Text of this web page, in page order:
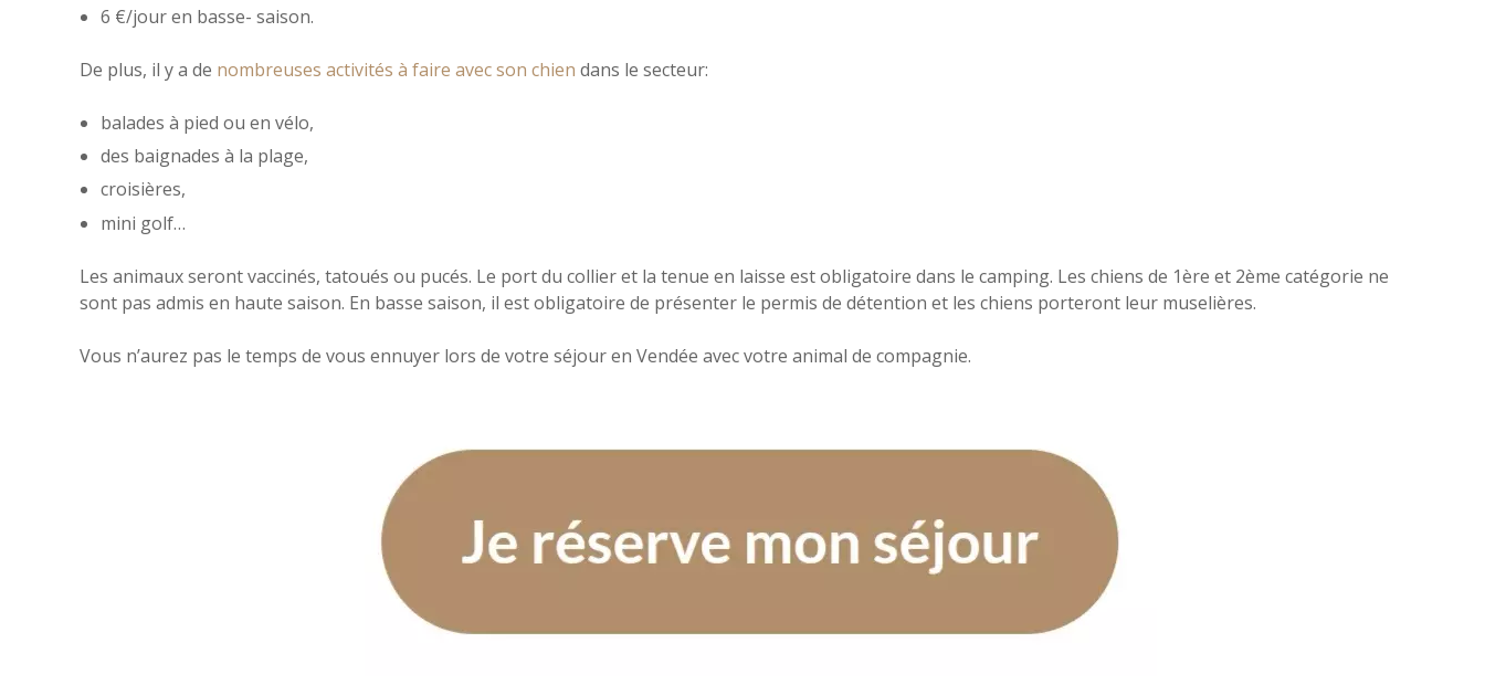
6 €/jour en basse- saison.
De plus, il y a de nombreuses activités à faire avec son chien dans le secteur:
balades à pied ou en vélo,
des baignades à la plage,
croisières,
mini golf…
Les animaux seront vaccinés, tatoués ou pucés. Le port du collier et la tenue en laisse est obligatoire dans le camping. Les chiens de 1ère et 2ème catégorie ne
sont pas admis en haute saison. En basse saison, il est obligatoire de présenter le permis de détention et les chiens porteront leur muselières.
Vous n’aurez pas le temps de vous ennuyer lors de votre séjour en Vendée avec votre animal de compagnie.